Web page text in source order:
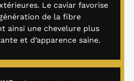
Le caviar favorise
de la fibre
ainsi une chevelure plus
et d’apparence saine.